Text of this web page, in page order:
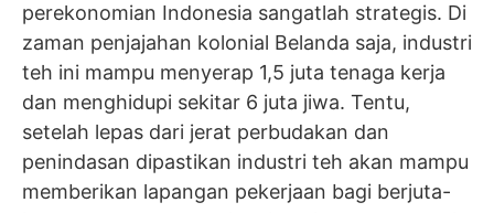
perekonomian Indonesia sangatlah strategis. Di
zaman penjajahan kolonial Belanda saja, industri
teh ini mampu menyerap 1,5 juta tenaga kerja
dan menghidupi sekitar 6 juta jiwa. Tentu,
setelah lepas dari jerat perbudakan dan
penindasan dipastikan industri teh akan mampu
memberikan lapangan pekerjaan bagi berjuta-